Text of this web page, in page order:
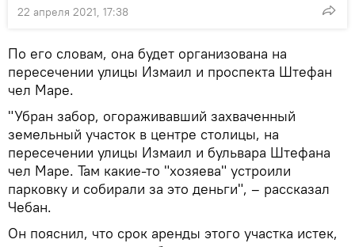
22 апреля 2021, 17:38
По его словам, она будет организована на
пересечении улицы Измаил и проспекта Штефан
чел Маре.
"Убран забор, огораживавший захваченный
земельный участок в центре столицы, на
пересечении улицы Измаил и бульвара Штефана
чел Маре. Там какие-то "хозяева" устроили
парковку и собирали за это деньги", – рассказал
Чебан.
Он пояснил, что срок аренды этого участка истек,